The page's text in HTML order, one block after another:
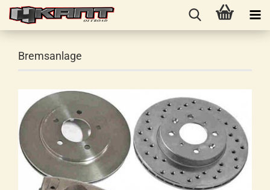
Bremsanlage